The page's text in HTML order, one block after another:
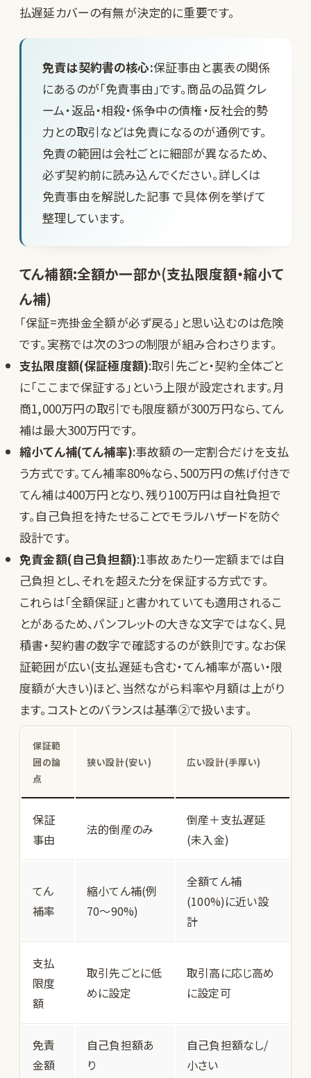
払遅延カバーの有無が決定的に重要です。
免責は契約書の核心:保証事由と裏表の関係
にあるのが「免責事由」です。商品の品質クレ
ーム・返品・相殺・係争中の債権・反社会的勢
力との取引などは免責になるのが通例です。
免責の範囲は会社ごとに細部が異なるため、
必ず契約前に読み込んでください。詳しくは
免責事由を解説した記事で具体例を挙げて
整理しています。
てん補額:全額か一部か(支払限度額・縮小て
ん補)
「保証=売掛金全額が必ず戻る」と思い込むのは危険
です。実務では次の3つの制限が組み合わさります。
支払限度額(保証極度額):取引先ごと・契約全体ごと
に「ここまで保証する」という上限が設定されます。月
商1,000万円の取引でも限度額が300万円なら、てん
補は最大300万円です。
縮小てん補(てん補率):事故額の一定割合だけを支払
う方式です。てん補率80%なら、500万円の焦げ付きで
てん補は400万円となり、残り100万円は自社負担で
す。自己負担を持たせることでモラルハザードを防ぐ
設計です。
免責金額(自己負担額):1事故あたり一定額までは自
己負担とし、それを超えた分を保証する方式です。
これらは「全額保証」と書かれていても適用されるこ
とがあるため、パンフレットの大きな文字ではなく、見
積書・契約書の数字で確認するのが鉄則です。なお保
証範囲が広い(支払遅延も含む・てん補率が高い・限
度額が大きい)ほど、当然ながら料率や月額は上がり
ます。コストとのバランスは基準②で扱います。
保証範
囲の論
点
狭い設計(安い) 広い設計(手厚い)
保証
事由
法的倒産のみ
倒産＋支払遅延
(未入金)
てん
補率
縮小てん補(例
70〜90%)
全額てん補
(100%)に近い設
計
支払
限度
額
取引先ごとに低
めに設定
取引高に応じ高め
に設定可
免責
金額
自己負担額あ
り
自己負担額なし/
小さい